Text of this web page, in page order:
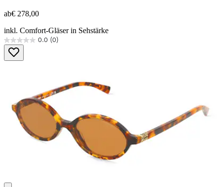
ab€ 278,00
inkl. Comfort-Gläser in Sehstärke
0.0 (0)
0.0
von
5